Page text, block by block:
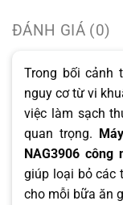
ĐÁNH GIÁ (0)
Trong bối cảnh
nguy cơ từ vi
việc làm sạch
quan trọng.
NAG3906 công
giúp loại bỏ các
cho mỗi bữa ăn